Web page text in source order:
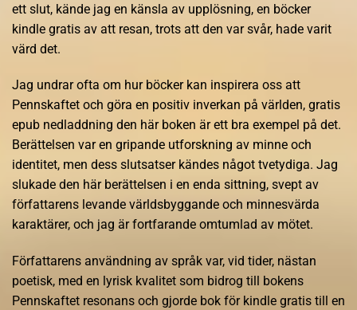
ett slut, kände jag en känsla av upplösning, en böcker
kindle gratis av att resan, trots att den var svår, hade varit
värd det.
Jag undrar ofta om hur böcker kan inspirera oss att
Pennskaftet och göra en positiv inverkan på världen, gratis
epub nedladdning den här boken är ett bra exempel på det.
Berättelsen var en gripande utforskning av minne och
identitet, men dess slutsatser kändes något tvetydiga. Jag
slukade den här berättelsen i en enda sittning, svept av
författarens levande världsbyggande och minnesvärda
karaktärer, och jag är fortfarande omtumlad av mötet.
Författarens användning av språk var, vid tider, nästan
poetisk, med en lyrisk kvalitet som bidrog till bokens
Pennskaftet resonans och gjorde bok för kindle gratis till en